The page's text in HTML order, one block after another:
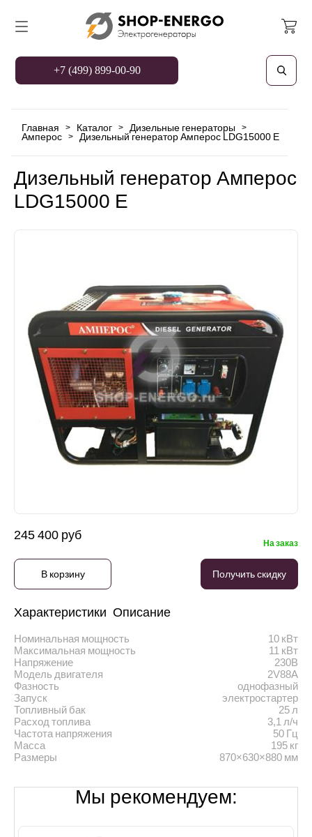
+7 (499) 899-00-90
Главная > Каталог > Дизельные генераторы >
Амперос > Дизельный генератор Амперос LDG15000 E
Дизельный генератор Амперос
LDG15000 E
245 400 руб
На заказ
В корзину Получить скидку
Характеристики Описание
Номинальная мощность
10 кВт
Максимальная мощность
11 кВт
Напряжение
230В
Модель двигателя
2V88A
Фазность
однофазный
Запуск
электростартер
Топливный бак
25 л
Расход топлива
3,1 л/ч
Частота напряжения
50 Гц
Масса
195 кг
Размеры
870×630×880 мм
Мы рекомендуем: